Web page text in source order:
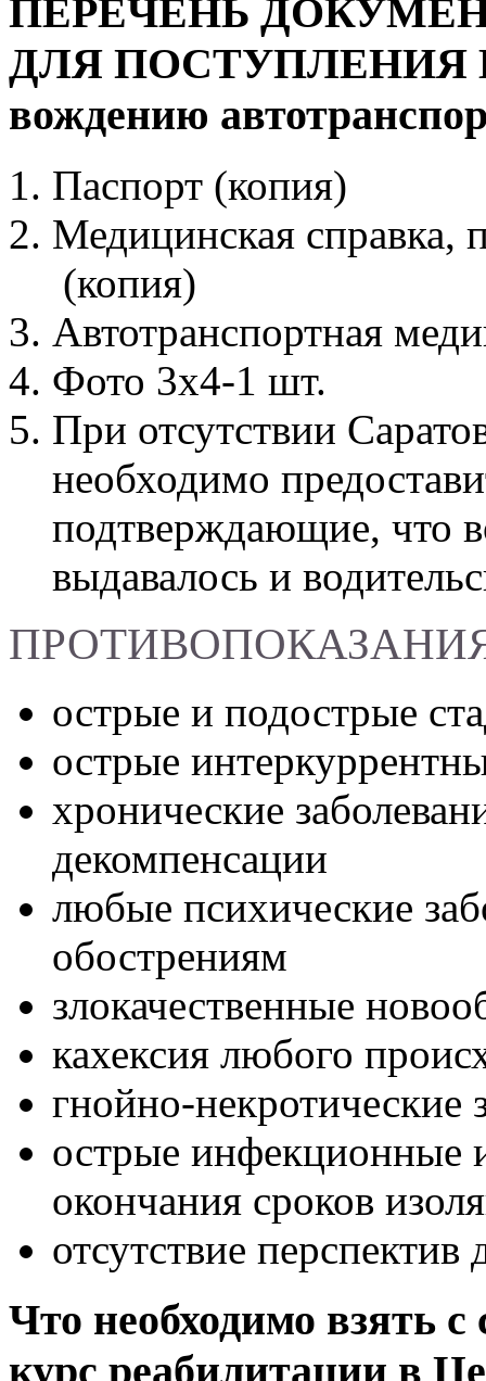
ПЕРЕЧЕНЬ
ДЛЯ ПОСТУПЛЕНИЯ
вождению
Паспорт (копия)
Медицинская справка,
(копия)
Автотранспортная
Фото 3х4-1 шт.
При отсутствии
необходимо
подтверждающие, что
выдавалось и
острые и подострые
острые
хронические
декомпенсации
любые психические
обострениям
злокачественные
кахексия любого
гнойно-некротические
острые инфекционные
окончания сроков
отсутствие
Что необходимо взять
курс реабилитации в